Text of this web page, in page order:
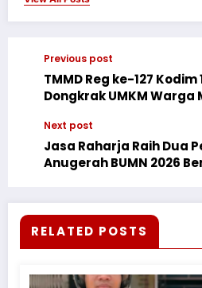
Previous post
TMMD Reg ke-127
Dongkrak UMKM
Next post
Jasa Raharja Raih Dua
Anugerah BUMN 2026
RELATED POSTS